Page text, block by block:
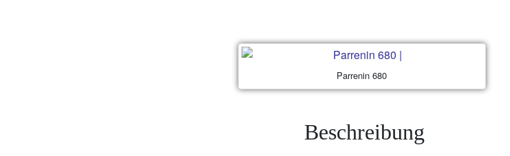
Parrenin 680
Beschreibung